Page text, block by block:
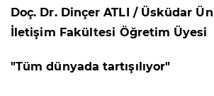
Doç. Dr. Dinçer ATLI / Üsküdar
İletişim Fakültesi Öğretim Üyesi
"Tüm dünyada tartışılıyor"